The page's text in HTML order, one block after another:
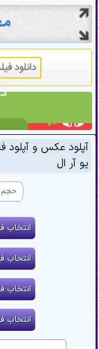
آپلود عکس و آپلود
یو آر ال
حجم